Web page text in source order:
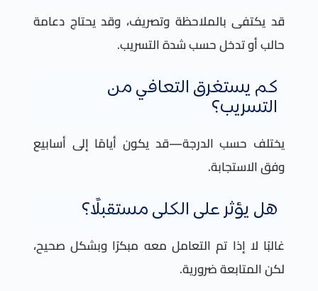
قد يكتفى بالملاحظة وتصريف، وقد يحتاج دعامة
حالب أو تدخل حسب شدة التسريب.
كم يستغرق التعافي من
التسريب؟
يختلف حسب الدرجة—قد يكون أيامًا إلى أسابيع
وفق الاستجابة.
هل يؤثر على الكلى مستقبلًا؟
غالبًا لا إذا تم التعامل معه مبكرًا وبشكل صحيح،
لكن المتابعة ضرورية.